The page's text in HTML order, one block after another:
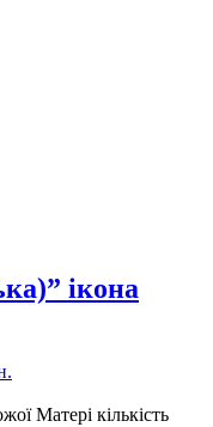
ікона
Матері кількість